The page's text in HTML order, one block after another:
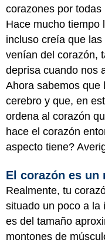
corazones por todas
Hace mucho tiempo
incluso creía que
venían del corazón,
deprisa cuando nos
Ahora sabemos que
cerebro y que, en
ordena al corazón
hace el corazón
aspecto tiene?
El corazón es un
Realmente, tu
situado un poco a la
es del tamaño
montones de